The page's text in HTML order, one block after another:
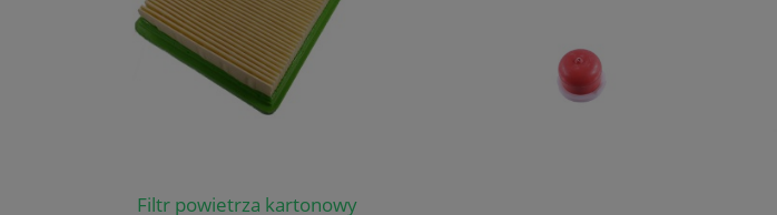
Filtr powietrza kartonowy